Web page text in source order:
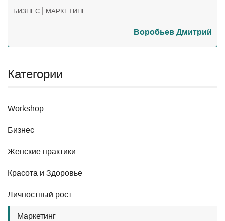
Категории
Workshop
Бизнес
Женские практики
Красота и Здоровье
Личностный рост
Маркетинг
БИЗНЕС | МАРКЕТИНГ
Воробьев Дмитрий